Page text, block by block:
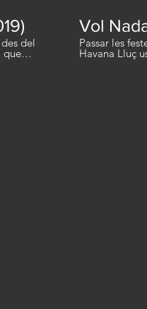
del
que
Vol
Passar les
Havana Lluç